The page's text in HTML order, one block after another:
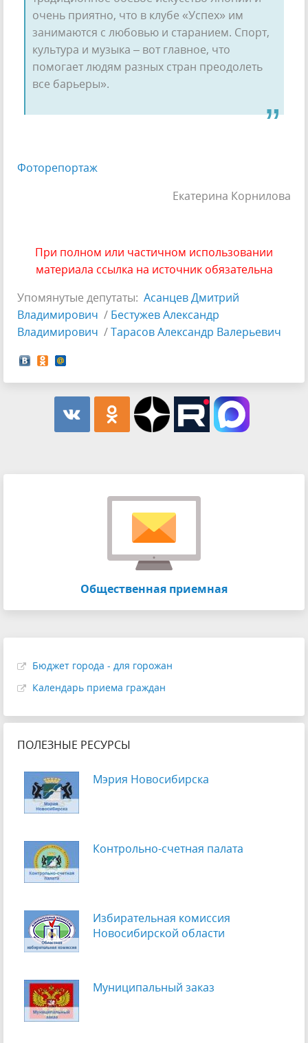
очень приятно, что в клубе «Успех» им
занимаются с любовью и старанием. Спорт,
культура и музыка – вот главное, что
помогает людям разных стран преодолеть
все барьеры».
Фоторепортаж
Екатерина Корнилова
При полном или частичном использовании
материала ссылка на источник обязательна
Упомянутые депутаты: Асанцев Дмитрий
Владимирович / Бестужев Александр
Владимирович /Тарасов Александр Валерьевич
Общественная приемная
Бюджет города - для горожан
Календарь приема граждан
ПОЛЕЗНЫЕ РЕСУРСЫ
Мэрия Новосибирска
Контрольно-счетная палата
Избирательная комиссия
Новосибирской области
Муниципальный заказ